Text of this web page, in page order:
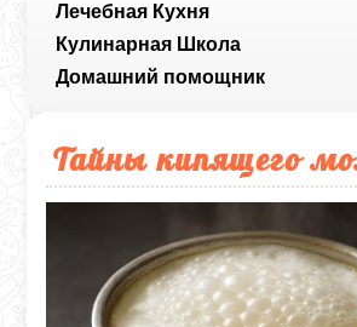
Лечебная Кухня
Кулинарная Школа
Домашний помощник
Тайны кипящего